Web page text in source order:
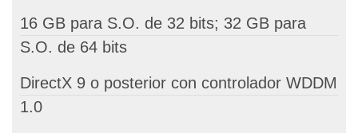
16 GB para S.O. de 32 bits; 32 GB para
S.O. de 64 bits
DirectX 9 o posterior con controlador WDDM
1.0